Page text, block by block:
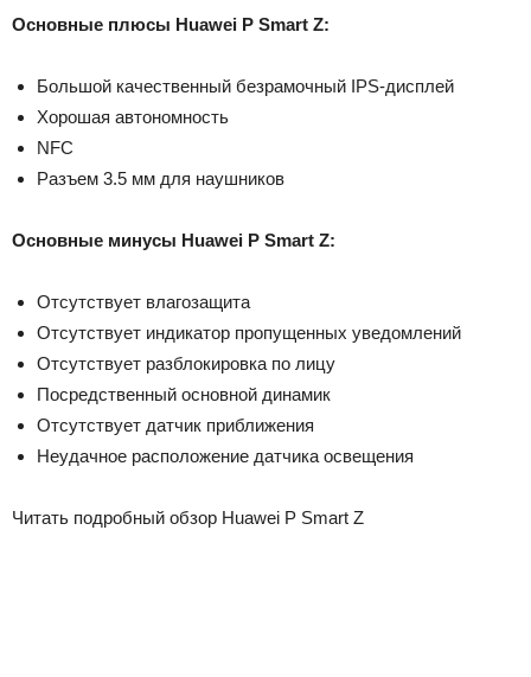
Основные плюсы Huawei P Smart Z:
Большой качественный безрамочный IPS-дисплей
Хорошая автономность
NFC
Разъем 3.5 мм для наушников
Основные минусы Huawei P Smart Z:
Отсутствует влагозащита
Отсутствует индикатор пропущенных уведомлений
Отсутствует разблокировка по лицу
Посредственный основной динамик
Отсутствует датчик приближения
Неудачное расположение датчика освещения
Читать подробный обзор Huawei P Smart Z